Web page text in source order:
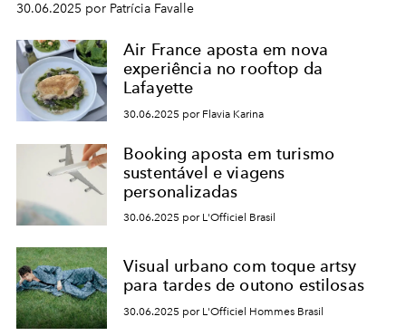
30.06.2025 por Patrícia Favalle
Air France aposta em nova
experiência no rooftop da
Lafayette
30.06.2025 por Flavia Karina
Booking aposta em turismo
sustentável e viagens
personalizadas
30.06.2025 por L'Officiel Brasil
Visual urbano com toque artsy
para tardes de outono estilosas
30.06.2025 por L'Officiel Hommes Brasil